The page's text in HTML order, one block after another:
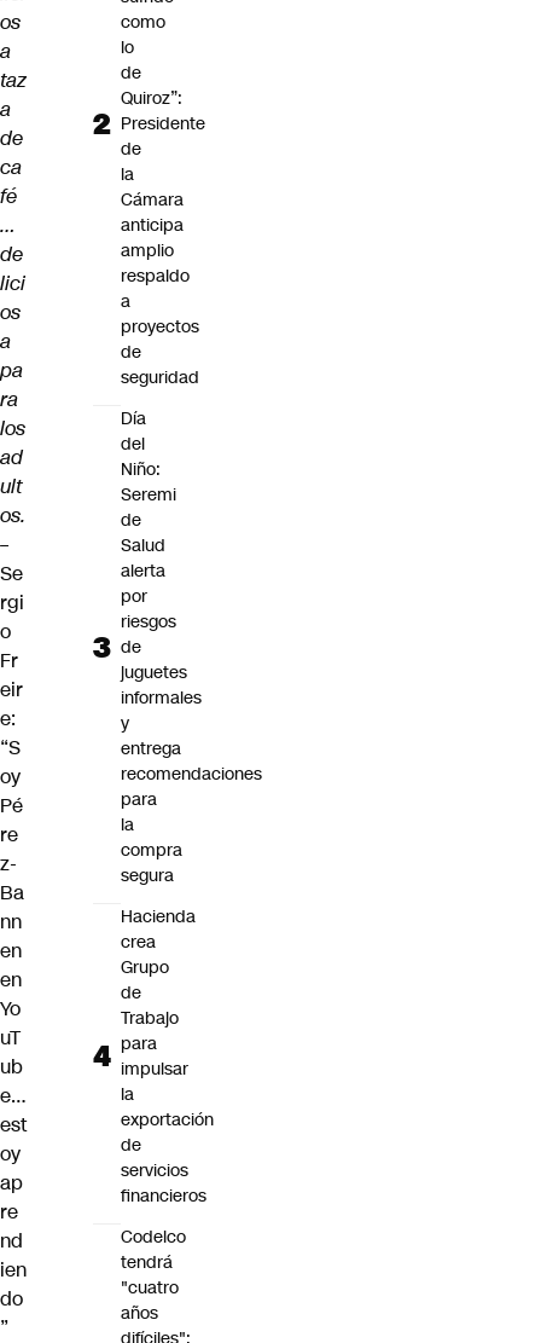
os
a
taz
a
de
ca
fé
…
de
lici
os
a
pa
ra
los
ad
ult
os.
–
Se
rgi
o
Fr
eir
e:
“S
oy
Pé
re
z-
Ba
nn
en
en
Yo
uT
ub
e…
est
oy
ap
re
nd
ien
do
”
como
lo
de
Quiroz”:
Presidente
de
la
Cámara
anticipa
amplio
respaldo
a
proyectos
de
seguridad
Día
del
Niño:
Seremi
de
Salud
alerta
por
riesgos
de
juguetes
informales
y
entrega
recomendaciones
para
la
compra
segura
Hacienda
crea
Grupo
de
Trabajo
para
impulsar
la
exportación
de
servicios
financieros
Codelco
tendrá
"cuatro
años
difíciles":